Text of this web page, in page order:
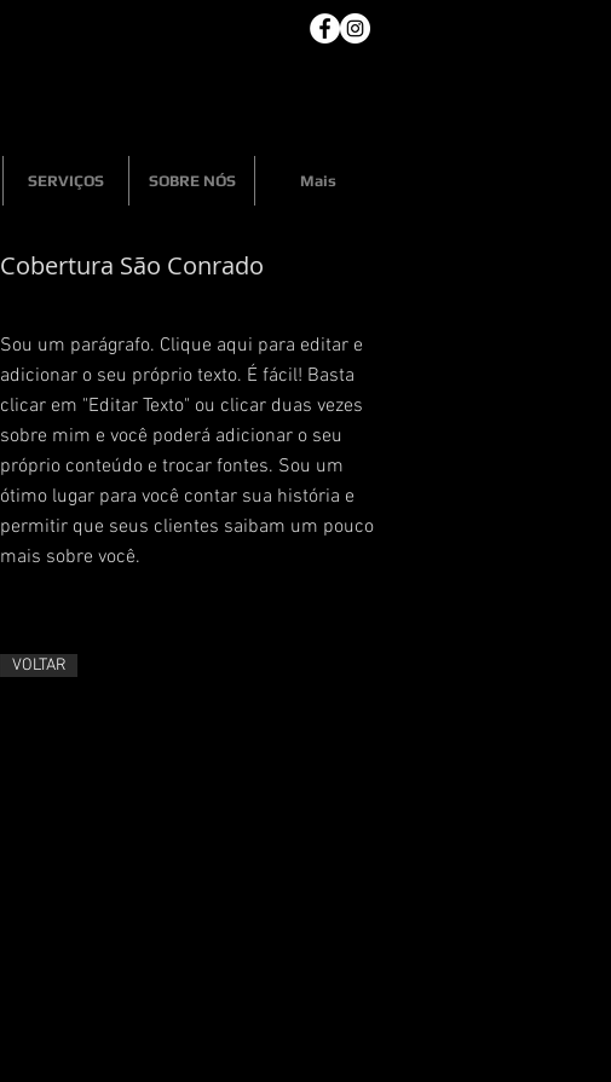
SERVIÇOS SOBRE NÓS Mais
Cobertura São Conrado
Sou um parágrafo. Clique aqui para editar e
adicionar o seu próprio texto. É fácil! Basta
clicar em "Editar Texto" ou clicar duas vezes
sobre mim e você poderá adicionar o seu
próprio conteúdo e trocar fontes. Sou um
ótimo lugar para você contar sua história e
permitir que seus clientes saibam um pouco
mais sobre você.
VOLTAR